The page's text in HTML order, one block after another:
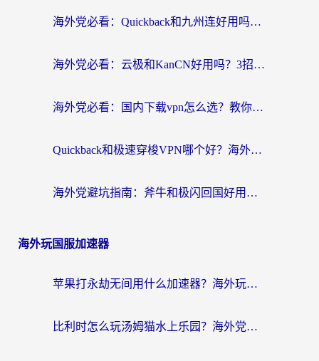
海外党必看：Quickback和九州连好用吗？3步选对回国加速器实现无缝刷国内资源
海外党必看：云极和KanCN好用吗？3招教你选对回国加速器（附免费VPN避坑指南）
海外党必看：国内下载vpn怎么选？教你无缝访问国内资源的实用指南
Quickback和极速穿梭VPN哪个好？海外党亲测3招选对回国加速器，看这篇就够了
海外党避坑指南：斧牛和极闪回国好用吗？选对加速器才能无缝刷剧玩游戏
海外玩国服加速器
苹果打永劫无间用什么加速器？海外玩家亲测有效的国服游戏加速指南
比利时怎么玩汤姆猫水上乐园？海外党国服游戏加速终极指南（附无畏契约食之契约解决办法）